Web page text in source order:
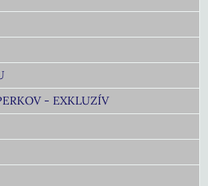
- EXKLUZÍV